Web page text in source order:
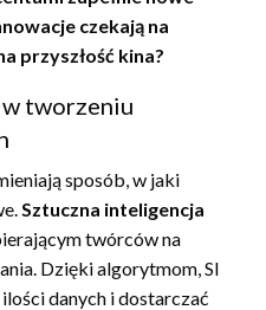
czekają na
przyszłość kina?
tworzeniu
sposób, w jaki
Sztuczna inteligencja
twórców na
Dzięki algorytmom, SI
danych i dostarczać